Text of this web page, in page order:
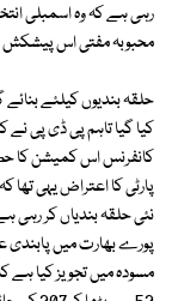
رہی ہے کہ وہ اسمبلی
محبوبہ مفتی اس پیشکش
حلقہ بندیوں کیلئے
کیا گیا تاہم پی ڈی پی
کانفرنس اس کمیشن کا
پارٹی کا اعتراض یہی
پورے بھارت میں پابندی